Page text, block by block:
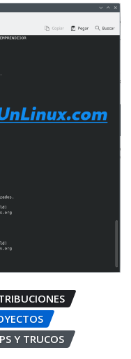
Y TRUCOS